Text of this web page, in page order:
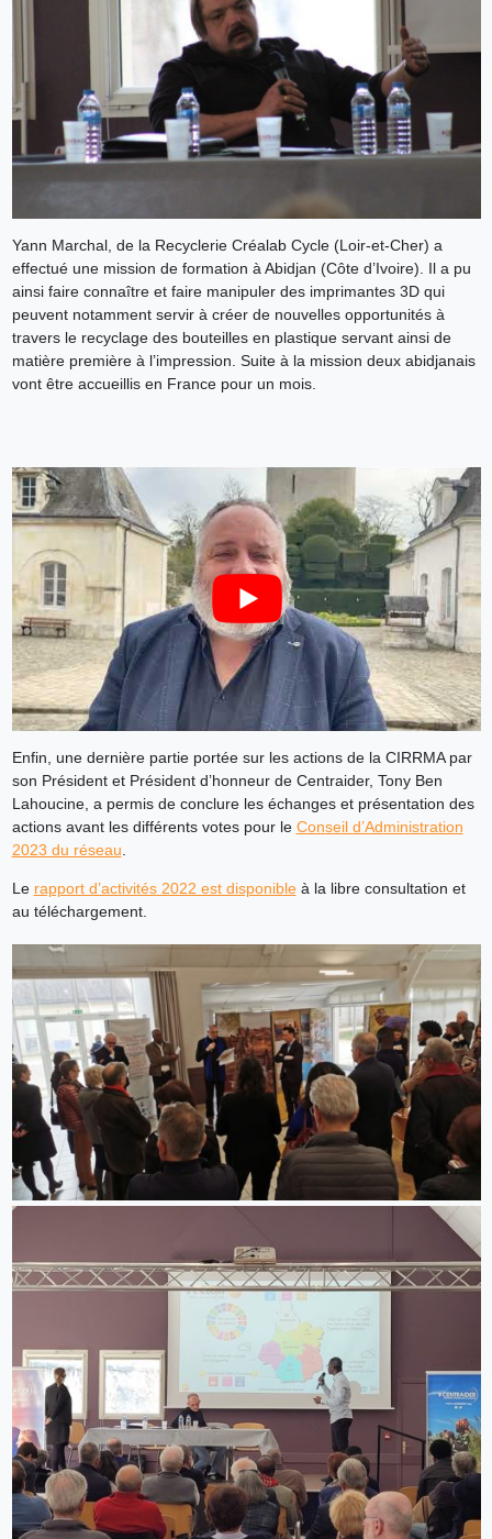
Yann Marchal, de la Recyclerie Créalab Cycle (Loir-et-Cher) a
effectué une mission de formation à Abidjan (Côte d’Ivoire). Il a pu
ainsi faire connaître et faire manipuler des imprimantes 3D qui
peuvent notamment servir à créer de nouvelles opportunités à
travers le recyclage des bouteilles en plastique servant ainsi de
matière première à l’impression. Suite à la mission deux abidjanais
vont être accueillis en France pour un mois.
Enfin, une dernière partie portée sur les actions de la CIRRMA par
son Président et Président d’honneur de Centraider, Tony Ben
Lahoucine, a permis de conclure les échanges et présentation des
actions avant les différents votes pour le Conseil d’Administration
2023 du réseau
Le rapport d’activités 2022 est disponibleà la libre consultation et
au téléchargement.